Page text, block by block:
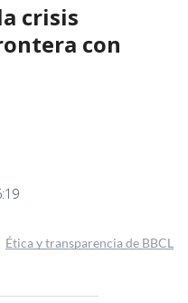
crisis
con
Ética y transparencia de BBCL